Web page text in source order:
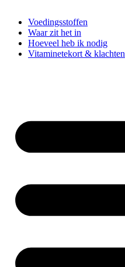
Voedingsstoffen
Waar zit het in
Hoeveel heb ik nodig
Vitaminetekort & klachten